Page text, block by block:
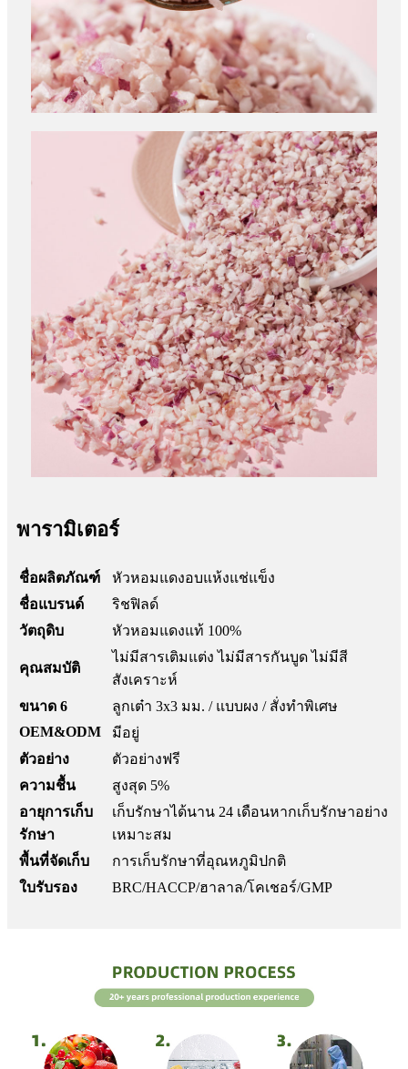
พารามิเตอร์
ชื่อผลิตภัณฑ์
หัวหอมแดงอบแห้งแช่แข็ง
ชื่อแบรนด์
ริชฟิลด์
วัตถุดิบ
หัวหอมแดงแท้ 100%
คุณสมบัติ
ไม่มีสารเติมแต่ง ไม่มีสารกันบูด ไม่มีสี
สังเคราะห์
ขนาด 6
ลูกเต๋า 3x3 มม. / แบบผง / สั่งทำพิเศษ
OEM&ODM
มีอยู่
ตัวอย่าง
ตัวอย่างฟรี
ความชื้น
สูงสุด 5%
อายุการเก็บ
รักษา
เก็บรักษาได้นาน 24 เดือนหากเก็บรักษาอย่าง
เหมาะสม
พื้นที่จัดเก็บ
การเก็บรักษาที่อุณหภูมิปกติ
ใบรับรอง
BRC/HACCP/ฮาลาล/โคเชอร์/GMP